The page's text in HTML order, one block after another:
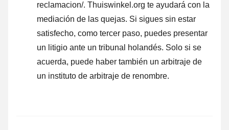
reclamacion/. Thuiswinkel.org te ayudará con la
mediación de las quejas. Si sigues sin estar
satisfecho, como tercer paso, puedes presentar
un litigio ante un tribunal holandés. Solo si se
acuerda, puede haber también un arbitraje de
un instituto de arbitraje de renombre.